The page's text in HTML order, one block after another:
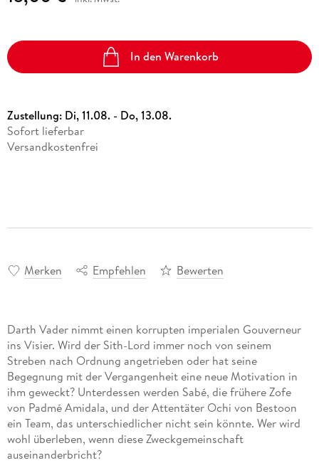
In den Warenkorb
Zustellung: Di, 11.08. - Do, 13.08.
Sofort lieferbar
Versandkostenfrei
Merken Empfehlen Bewerten
Darth Vader nimmt einen korrupten imperialen Gouverneur
ins Visier. Wird der Sith-Lord immer noch von seinem
Streben nach Ordnung angetrieben oder hat seine
Begegnung mit der Vergangenheit eine neue Motivation in
ihm geweckt? Unterdessen werden Sabé, die frühere Zofe
von Padmé Amidala, und der Attentäter Ochi von Bestoon
ein Team, das unterschiedlicher nicht sein könnte. Wer wird
wohl überleben, wenn diese Zweckgemeinschaft
auseinanderbricht?